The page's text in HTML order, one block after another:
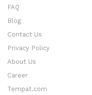
FAQ
Blog
Contact Us
Privacy Policy
About Us
Career
Tempat.com